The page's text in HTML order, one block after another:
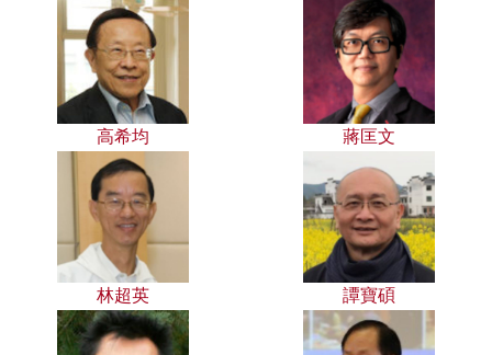
高希均 蔣匡文
林超英 譚寶碩